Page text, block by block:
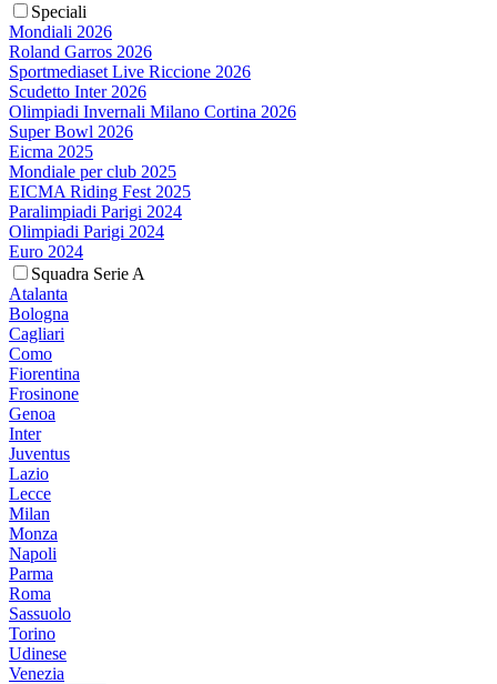
Speciali
Mondiali 2026
Roland Garros 2026
Sportmediaset Live Riccione 2026
Scudetto Inter 2026
Olimpiadi Invernali Milano Cortina 2026
Super Bowl 2026
Eicma 2025
Mondiale per club 2025
EICMA Riding Fest 2025
Paralimpiadi Parigi 2024
Olimpiadi Parigi 2024
Euro 2024
Squadra Serie A
Atalanta
Bologna
Cagliari
Como
Fiorentina
Frosinone
Genoa
Inter
Juventus
Lazio
Lecce
Milan
Monza
Napoli
Parma
Roma
Sassuolo
Torino
Udinese
Venezia